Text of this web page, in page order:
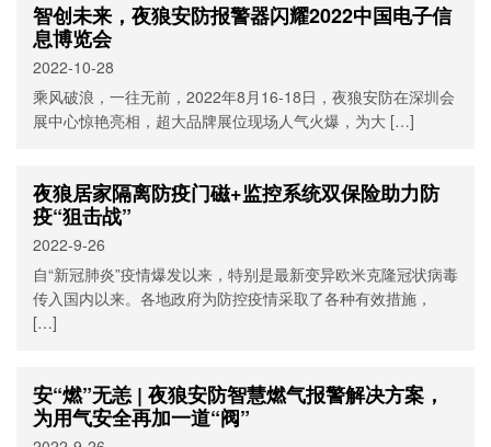
智创未来，夜狼安防报警器闪耀2022中国电子信
息博览会
2022-10-28
乘风破浪，一往无前，2022年8月16-18日，夜狼安防在深圳会
展中心惊艳亮相，超大品牌展位现场人气火爆，为大 […]
夜狼居家隔离防疫门磁+监控系统双保险助力防
疫“狙击战”
2022-9-26
自“新冠肺炎”疫情爆发以来，特别是最新变异欧米克隆冠状病毒
传入国内以来。各地政府为防控疫情采取了各种有效措施，
[…]
安“燃”无恙 | 夜狼安防智慧燃气报警解决方案，
为用气安全再加一道“阀”